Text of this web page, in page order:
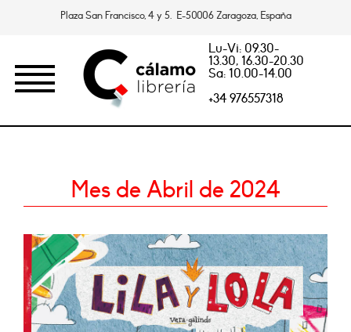
Plaza San Francisco, 4 y 5. E-50006 Zaragoza, España
Lu-Vi: 09.30-
13.30, 16.30-20.30
Sa: 10.00-14.00
+34 976557318
Mes de Abril de 2024